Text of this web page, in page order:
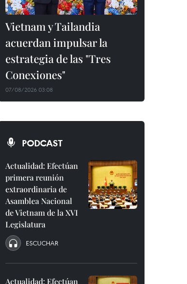
Vietnam y Tailandia
acuerdan impulsar la
estrategia de las "Tres
Conexiones"
07/08/2026 03:08
PODCAST
Actualidad: Efectúan
primera reunión
extraordinaria de
Asamblea Nacional
de Vietnam de la XVI
Legislatura
ESCUCHAR
Actualidad: Efectúan